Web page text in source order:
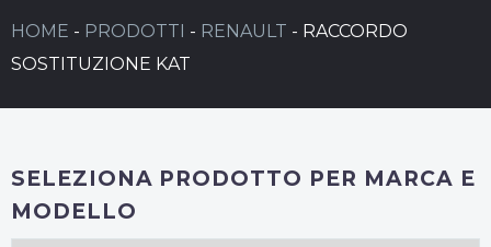
HOME - PRODOTTI - RENAULT - RACCORDO
SOSTITUZIONE KAT
SELEZIONA PRODOTTO PER MARCA E
MODELLO